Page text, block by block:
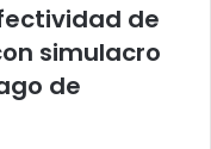
de
simulacro
de